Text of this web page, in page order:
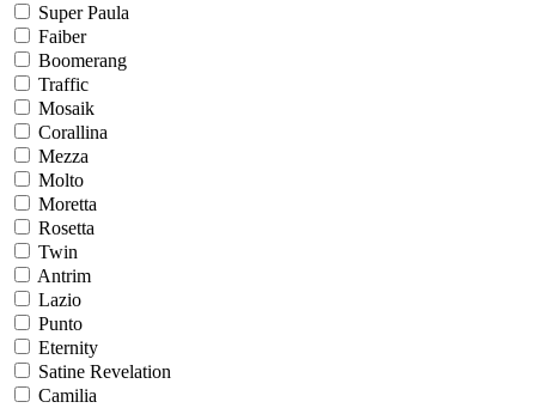
Super Paula
Faiber
Boomerang
Traffic
Mosaik
Corallina
Mezza
Molto
Moretta
Rosetta
Twin
Antrim
Lazio
Punto
Eternity
Satine Revelation
Camilia